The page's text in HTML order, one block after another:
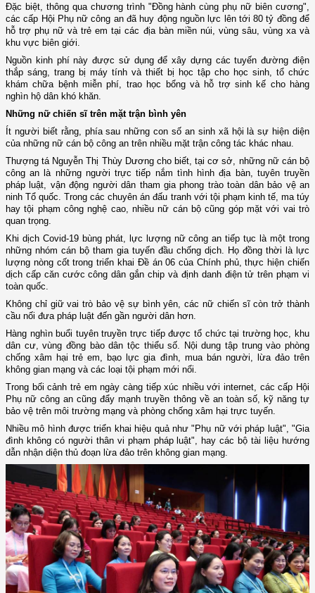
Đặc biệt, thông qua chương trình "Đồng hành cùng phụ nữ biên cương",
các cấp Hội Phụ nữ công an đã huy động nguồn lực lên tới 80 tỷ đồng để
hỗ trợ phụ nữ và trẻ em tại các địa bàn miền núi, vùng sâu, vùng xa và
khu vực biên giới.
Nguồn kinh phí này được sử dụng để xây dựng các tuyến đường điện
thắp sáng, trang bị máy tính và thiết bị học tập cho học sinh, tổ chức
khám chữa bệnh miễn phí, trao học bổng và hỗ trợ sinh kế cho hàng
nghìn hộ dân khó khăn.
Những nữ chiến sĩ trên mặt trận bình yên
Ít người biết rằng, phía sau những con số an sinh xã hội là sự hiện diện
của những nữ cán bộ công an trên nhiều mặt trận công tác khác nhau.
Thượng tá Nguyễn Thị Thùy Dương cho biết, tại cơ sở, những nữ cán bộ
công an là những người trực tiếp nắm tình hình địa bàn, tuyên truyền
pháp luật, vận động người dân tham gia phong trào toàn dân bảo vệ an
ninh Tổ quốc. Trong các chuyên án đấu tranh với tội phạm kinh tế, ma túy
hay tội phạm công nghệ cao, nhiều nữ cán bộ cũng góp mặt với vai trò
quan trọng.
Khi dịch Covid-19 bùng phát, lực lượng nữ công an tiếp tục là một trong
những nhóm cán bộ tham gia tuyến đầu chống dịch. Họ đồng thời là lực
lượng nòng cốt trong triển khai Đề án 06 của Chính phủ, thực hiện chiến
dịch cấp căn cước công dân gắn chip và định danh điện tử trên phạm vi
toàn quốc.
Không chỉ giữ vai trò bảo vệ sự bình yên, các nữ chiến sĩ còn trở thành
cầu nối đưa pháp luật đến gần người dân hơn.
Hàng nghìn buổi tuyên truyền trực tiếp được tổ chức tại trường học, khu
dân cư, vùng đồng bào dân tộc thiểu số. Nội dung tập trung vào phòng
chống xâm hại trẻ em, bạo lực gia đình, mua bán người, lừa đảo trên
không gian mạng và các loại tội phạm mới nổi.
Trong bối cảnh trẻ em ngày càng tiếp xúc nhiều với internet, các cấp Hội
Phụ nữ công an cũng đẩy mạnh truyền thông về an toàn số, kỹ năng tự
bảo vệ trên môi trường mạng và phòng chống xâm hại trực tuyến.
Nhiều mô hình được triển khai hiệu quả như "Phụ nữ với pháp luật", "Gia
đình không có người thân vi phạm pháp luật", hay các bộ tài liệu hướng
dẫn nhận diện thủ đoạn lừa đảo trên không gian mạng.